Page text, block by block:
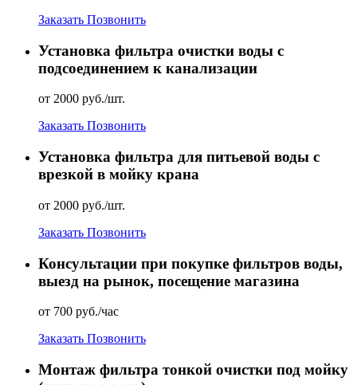
Заказать Позвонить
Установка фильтра очистки воды с
подсоединением к канализации
от 2000 руб./шт.
Заказать Позвонить
Установка фильтра для питьевой воды с
врезкой в мойку крана
от 2000 руб./шт.
Заказать Позвонить
Консультации при покупке фильтров воды,
выезд на рынок, посещение магазина
от 700 руб./час
Заказать Позвонить
Монтаж фильтра тонкой очистки под мойку